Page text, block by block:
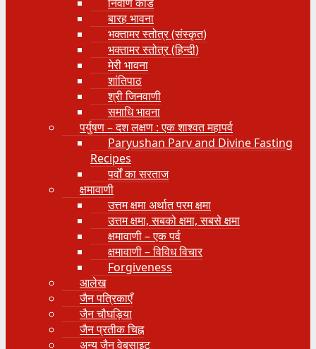
बारह भावना
भक्तामर स्तोत्र (संस्कृत)
भक्तामर स्तोत्र (हिन्दी)
मेरी भावना
शांतिपाठ
श्री जिनवाणी
समाधि भावना
पर्युषण – दश लक्षण : एक शाश्वत महापर्व
Paryushan Parv and Divine Fasting
Recipes
पर्वों का सरताज
क्षमावाणी
उत्तम क्षमा अर्थात परम क्षमा
उत्तम क्षमा, सबको क्षमा, सबसे क्षमा
क्षमावाणी – एक पर्व
क्षमावाणी – विविध विचार
Forgiveness
आलेख
जैन पत्रिकाएँ
जैन चौघड़िया
जैन प्रतीक चिह्न
अन्य जैन वेबसाइट